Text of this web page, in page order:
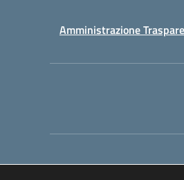
Amministrazione